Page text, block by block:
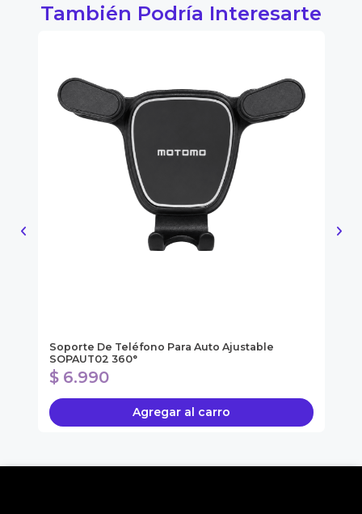
También Podría Interesarte
Soporte De Teléfono Para Auto Ajustable
SOPAUT02 360°
$ 6.990
Agregar al carro